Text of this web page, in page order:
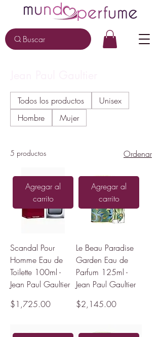
Buscar
Todos los productos
Unisex
Hombre
Mujer
5 productos Ordenar
Agregar al
carrito
Scandal Pour
Homme Eau de
Toilette 100ml -
Jean Paul Gaultier
Precio
$1,725.00
Agregar al
carrito
Le Beau Paradise
Garden Eau de
Parfum 125ml -
Jean Paul Gaultier
Precio
$2,145.00